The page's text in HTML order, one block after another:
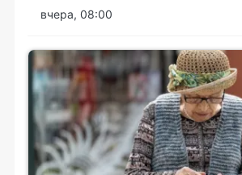
вчера, 08:00